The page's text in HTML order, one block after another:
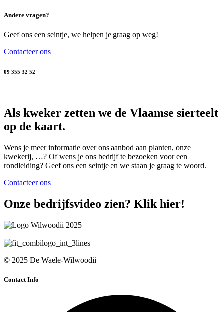
Andere vragen?
Geef ons een seintje, we helpen je graag op weg!
Contacteer ons
09 355 32 52
Als kweker zetten we de Vlaamse sierteelt
op de kaart.
Wens je meer informatie over ons aanbod aan planten, onze
kwekerij, …? Of wens je ons bedrijf te bezoeken voor een
rondleiding? Geef ons een seintje en we staan je graag te woord.
Contacteer ons
Onze bedrijfsvideo zien? Klik hier!
© 2025 De Waele-Wilwoodii
Contact Info